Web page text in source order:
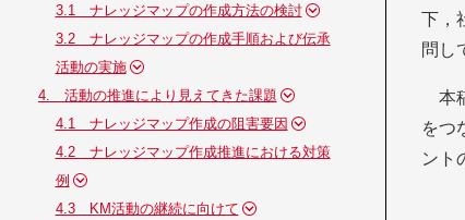
3.1 ナレッジマップの作成方法の検討
3.2 ナレッジマップの作成手順および伝承
活動の実施
4. 活動の推進により見えてきた課題
4.1 ナレッジマップ作成の阻害要因
4.2 ナレッジマップ作成推進における対策
例
4.3 KM活動の継続に向けて
下，
問し
本
をつ
ント